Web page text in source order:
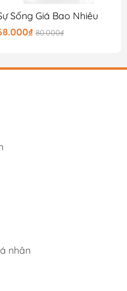
Sống Giá Bao Nhiêu
80.000₫
nhân